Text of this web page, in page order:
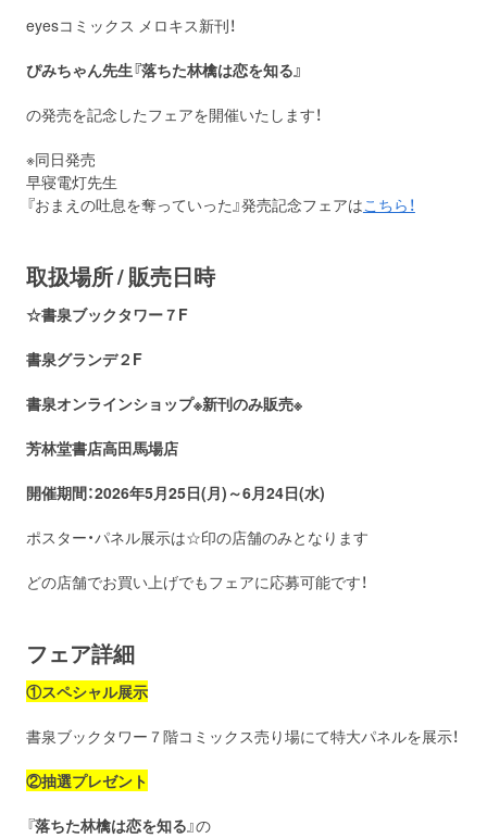
eyesコミックス メロキス新刊！
ぴみちゃん先生『落ちた林檎は恋を知る』
の発売を記念したフェアを開催いたします！
※同日発売
早寝電灯先生
『おまえの吐息を奪っていった』発売記念フェアはこちら！
取扱場所 / 販売日時
☆書泉ブックタワー７F
書泉グランデ２F
書泉オンラインショップ※新刊のみ販売※
芳林堂書店高田馬場店
開催期間：2026年5月25日(月)～6月24日(水)
ポスター・パネル展示は☆印の店舗のみとなります
どの店舗でお買い上げでもフェアに応募可能です！
フェア詳細
①スペシャル展示
書泉ブックタワー７階コミックス売り場にて特大パネルを展示！
②抽選プレゼント
『落ちた林檎は恋を知る』の